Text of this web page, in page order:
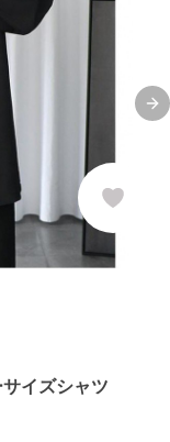
イズシャツ